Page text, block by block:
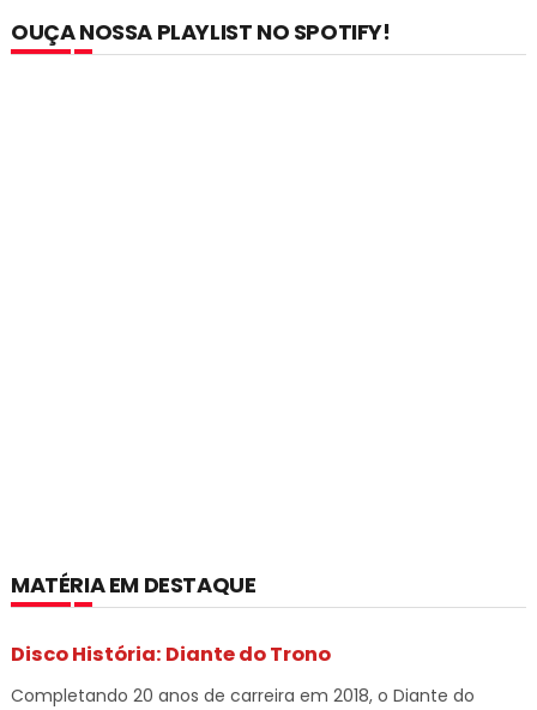
OUÇA NOSSA PLAYLIST NO SPOTIFY!
MATÉRIA EM DESTAQUE
Disco História: Diante do Trono
Completando 20 anos de carreira em 2018, o Diante do